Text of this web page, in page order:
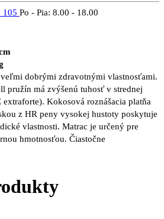
105 Po - Pia: 8.00 - 18.00
dobrými zdravotnými vlastnosťami.
pružín má zvýšenú tuhosť v strednej
extraforte). Kokosová roznášacia platňa
z HR peny vysokej hustoty poskytuje
vlastnosti. Matrac je určený pre
hmotnosťou. Čiastočne